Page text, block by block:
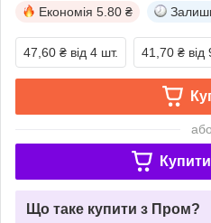
Економія 5.80 ₴
47,60 ₴ від 4 шт. 41,70 ₴ від
або
Що таке купити з Пром?